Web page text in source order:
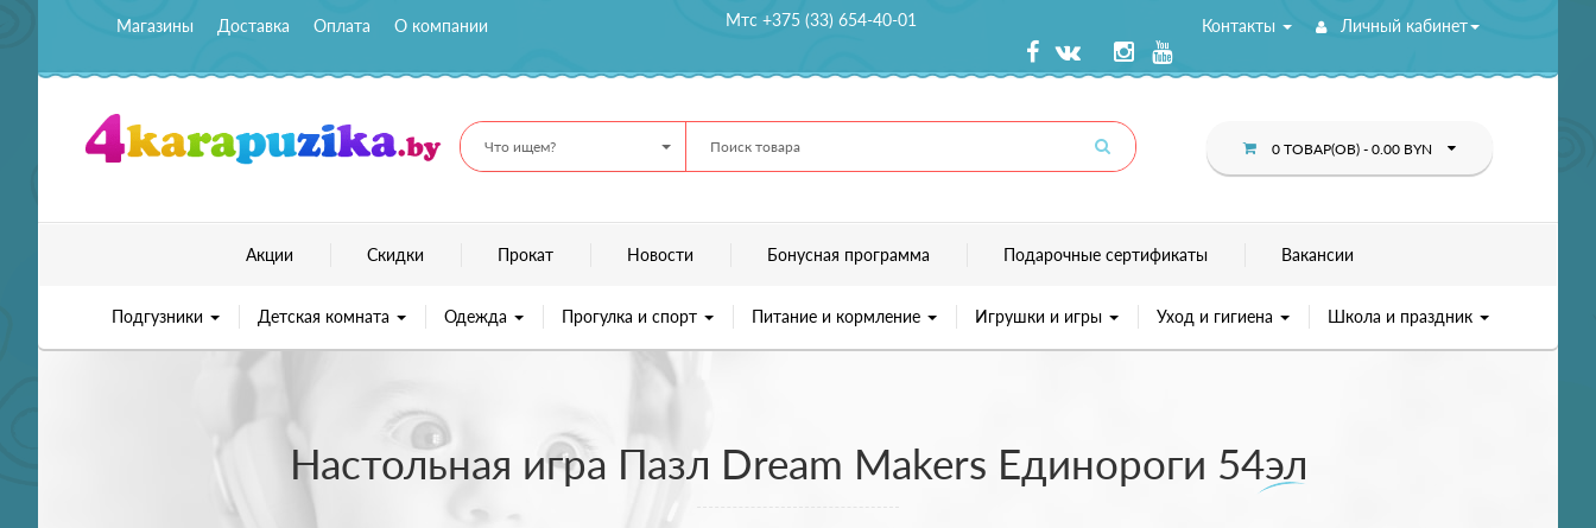
Магазины Доставка Оплата О компании Мтс +375 (33) 654-40-01 Контакты Личный кабинет
Что ищем? 0 ТОВАР(ОВ) - 0.00 BYN
Акции Скидки Прокат Новости Бонусная программа Подарочные сертификаты Вакансии
Подгузники Детская комната Одежда Прогулка и спорт Питание и кормление Игрушки и игры Уход и гигиена Школа и праздник
Настольная игра Пазл Dream Makers Единороги 54эл